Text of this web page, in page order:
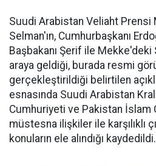
Suudi Arabistan Veliaht Prensi
Selman'ın, Cumhurbaşkanı
Başbakanı Şerif ile Mekke'deki
araya geldiği, burada resmi
gerçekleştirildiği belirtilen
esnasında Suudi Arabistan
Cumhuriyeti ve Pakistan İslam
müstesna ilişkiler ile karşılıklı
konuların ele alındığı kaydedildi.